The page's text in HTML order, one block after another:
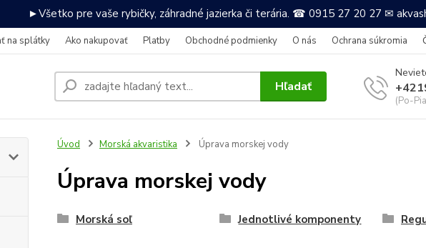
►Všetko pre vaše rybičky, záhradné jazierka či terária. ☎ 0915 27 20 27 ✉
na splátky Ako nakupovať Platby Obchodné podmienky O nás Ochrana súkromia
Hľadať
(Po-
Úvod Morská akvaristika Úprava morskej vody
Úprava morskej vody
Morská soľ Jednotlivé komponenty